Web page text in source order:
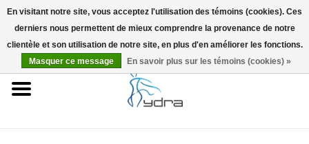
EUR
Accueil
En visitant notre site, vous acceptez l'utilisation des témoins (cookies). Ces
derniers nous permettent de mieux comprendre la provenance de notre
clientèle et son utilisation de notre site, en plus d'en améliorer les fonctions.
Masquer ce message
En savoir plus sur les témoins (cookies) »